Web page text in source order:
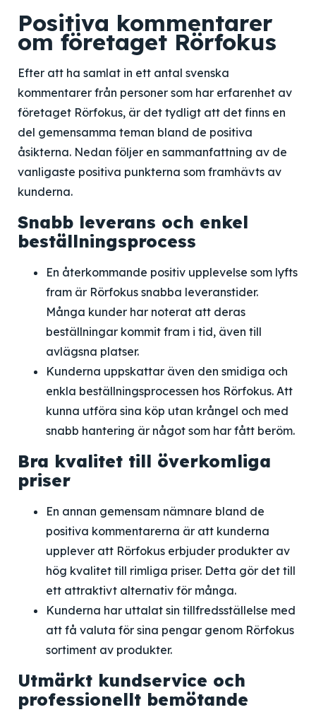
Positiva kommentarer
om företaget Rörfokus
Efter att ha samlat in ett antal svenska
kommentarer från personer som har erfarenhet av
företaget Rörfokus, är det tydligt att det finns en
del gemensamma teman bland de positiva
åsikterna. Nedan följer en sammanfattning av de
vanligaste positiva punkterna som framhävts av
kunderna.
Snabb leverans och enkel
beställningsprocess
En återkommande positiv upplevelse som lyfts
fram är Rörfokus snabba leveranstider.
Många kunder har noterat att deras
beställningar kommit fram i tid, även till
avlägsna platser.
Kunderna uppskattar även den smidiga och
enkla beställningsprocessen hos Rörfokus. Att
kunna utföra sina köp utan krångel och med
snabb hantering är något som har fått beröm.
Bra kvalitet till överkomliga
priser
En annan gemensam nämnare bland de
positiva kommentarerna är att kunderna
upplever att Rörfokus erbjuder produkter av
hög kvalitet till rimliga priser. Detta gör det till
ett attraktivt alternativ för många.
Kunderna har uttalat sin tillfredsställelse med
att få valuta för sina pengar genom Rörfokus
sortiment av produkter.
Utmärkt kundservice och
professionellt bemötande